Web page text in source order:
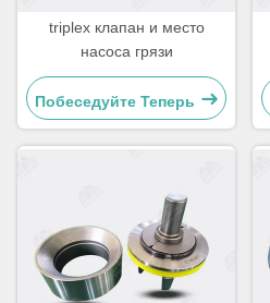
triplex клапан и место
насоса грязи
Побеседуйте Теперь